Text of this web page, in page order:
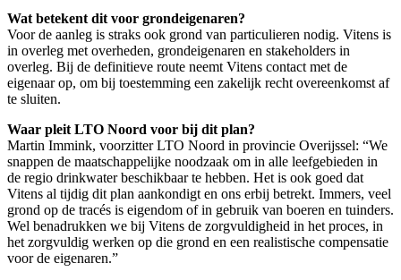
Wat betekent dit voor grondeigenaren?
Voor de aanleg is straks ook grond van particulieren nodig. Vitens is
in overleg met overheden, grondeigenaren en stakeholders in
overleg. Bij de definitieve route neemt Vitens contact met de
eigenaar op, om bij toestemming een zakelijk recht overeenkomst af
te sluiten.
Waar pleit LTO Noord voor bij dit plan?
Martin Immink, voorzitter LTO Noord in provincie Overijssel: “We
snappen de maatschappelijke noodzaak om in alle leefgebieden in
de regio drinkwater beschikbaar te hebben. Het is ook goed dat
Vitens al tijdig dit plan aankondigt en ons erbij betrekt. Immers, veel
grond op de tracés is eigendom of in gebruik van boeren en tuinders.
Wel benadrukken we bij Vitens de zorgvuldigheid in het proces, in
het zorgvuldig werken op die grond en een realistische compensatie
voor de eigenaren.”